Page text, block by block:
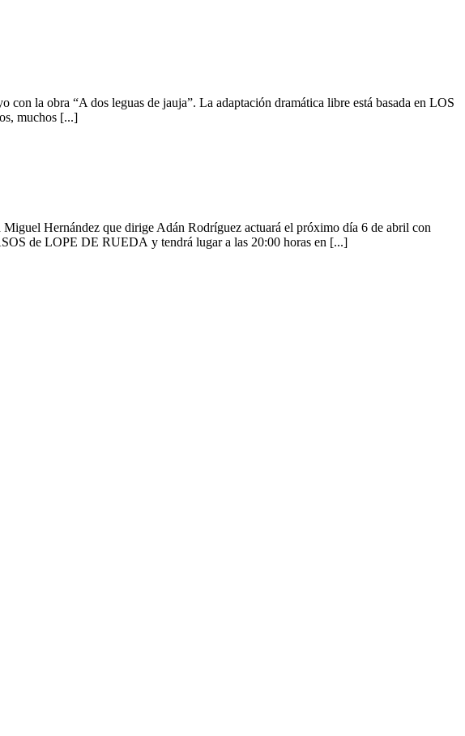
la obra “A dos leguas de jauja”. La adaptación dramática libre está basada en LOS
muchos [...]
Hernández que dirige Adán Rodríguez actuará el próximo día 6 de abril con
de LOPE DE RUEDA y tendrá lugar a las 20:00 horas en [...]